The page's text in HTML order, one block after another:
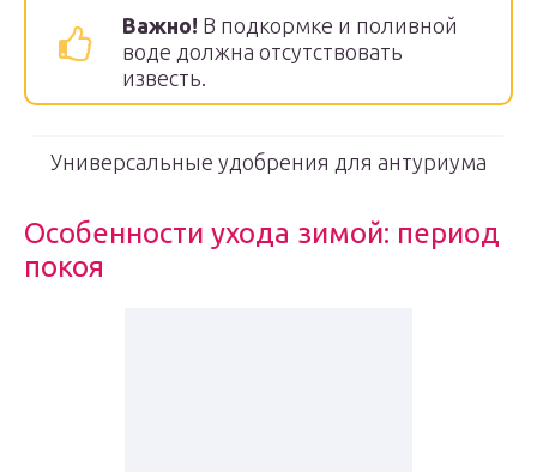
Важно! В подкормке и поливной
воде должна отсутствовать
известь.
Универсальные удобрения для антуриума
Особенности ухода зимой: период
покоя